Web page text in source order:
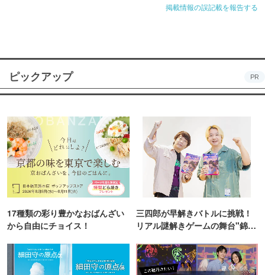
掲載情報の誤記載を報告する
ピックアップ PR
17種類の彩り豊かなおばんざい
から自由にチョイス！
三四郎が早解きバトルに挑戦！
リアル謎解きゲームの舞台"錦糸